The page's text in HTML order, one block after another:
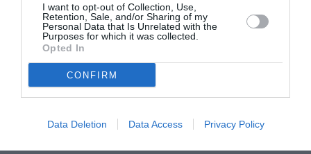
I want to opt-out of Collection, Use,
Retention, Sale, and/or Sharing of my
Personal Data that Is Unrelated with the
Purposes for which it was collected.
Opted In
CONFIRM
Data Deletion Data Access Privacy Policy
εντελώς λανθασμένη.
Μπορείτε να διαβάσετε την κριτική του βιβλίου «Το
δώρο της ωριμότητας – Αρχαία σοφία για το δεύτερο
μισό της ζωής» από τον
Πώς η άσκηση απογειώνει τη ζωή σου, από τον John